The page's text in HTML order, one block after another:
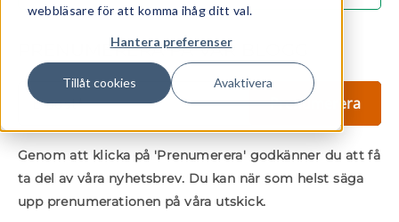
webbläsare för att komma ihåg ditt val.
Hantera preferenser
Tillåt cookies Avaktivera
PRENUMERERA PÅ VÅR BLOGG
Genom att klicka på 'Prenumerera' godkänner du att få
ta del av våra nyhetsbrev. Du kan när som helst säga
upp prenumerationen på våra utskick.